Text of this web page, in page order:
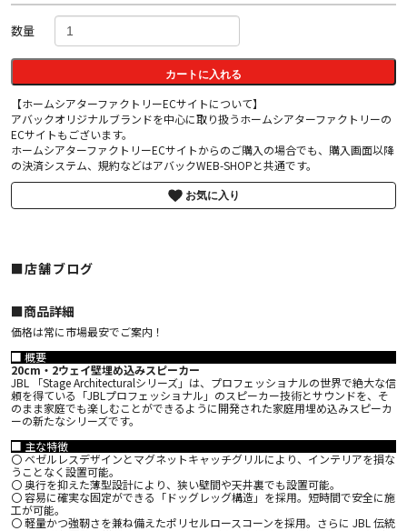
数量
カートに入れる
【ホームシアターファクトリーECサイトについて】
アバックオリジナルブランドを中心に取り扱うホームシアターファクトリーの
ECサイトもございます。
ホームシアターファクトリーECサイトからのご購入の場合でも、購入画面以降
の決済システム、規約などはアバックWEB-SHOPと共通です。
お気に入り
■店舗ブログ
■︎商品詳細
価格は常に市場最安でご案内！
■ 概要
20cm・2ウェイ壁埋め込みスピーカー
JBL 「Stage Architecturalシリーズ」は、プロフェッショナルの世界で絶大な信
頼を得ている「JBLプロフェッショナル」のスピーカー技術とサウンドを、そ
のまま家庭でも楽しむことができるように開発された家庭用埋め込みスピーカ
ーの新たなシリーズです。
■ 主な特徴
〇 ベゼルレスデザインとマグネットキャッチグリルにより、インテリアを損な
うことなく設置可能。
〇 奥行を抑えた薄型設計により、狭い壁間や天井裏でも設置可能。
〇 容易に確実な固定ができる「ドッグレッグ構造」を採用。短時間で安全に施
工が可能。
〇 軽量かつ強靭さを兼ね備えたポリセルロースコーンを採用。さらに JBL 伝統